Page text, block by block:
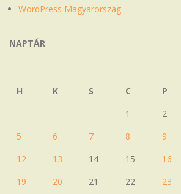
WordPress Magyarország
NAPTÁR
H
K S C P
1
2
5
6 7 8 9
12
13 14 15 16
19
20 21 22 23